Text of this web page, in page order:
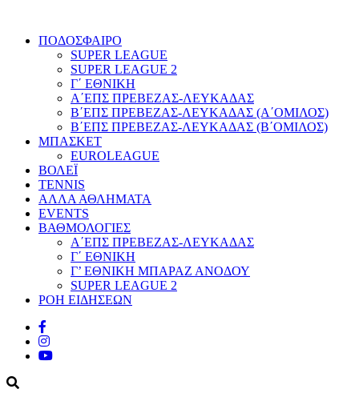
ΠΟΔΟΣΦΑΙΡΟ
SUPER LEAGUE
SUPER LEAGUE 2
Γ΄ ΕΘΝΙΚΗ
Α΄ΕΠΣ ΠΡΕΒΕΖΑΣ-ΛΕΥΚΑΔΑΣ
Β΄ΕΠΣ ΠΡΕΒΕΖΑΣ-ΛΕΥΚΑΔΑΣ (Α΄ΟΜΙΛΟΣ)
Β΄ΕΠΣ ΠΡΕΒΕΖΑΣ-ΛΕΥΚΑΔΑΣ (Β΄ΟΜΙΛΟΣ)
ΜΠΑΣΚΕΤ
EUROLEAGUE
ΒΟΛΕΪ
TENNIS
ΑΛΛΑ ΑΘΛΗΜΑΤΑ
EVENTS
ΒΑΘΜΟΛΟΓΙΕΣ
Α΄ΕΠΣ ΠΡΕΒΕΖΑΣ-ΛΕΥΚΑΔΑΣ
Γ΄ ΕΘΝΙΚΗ
Γ’ ΕΘΝΙΚΗ ΜΠΑΡΑΖ ΑΝΟΔΟΥ
SUPER LEAGUE 2
ΡΟΗ ΕΙΔΗΣΕΩΝ